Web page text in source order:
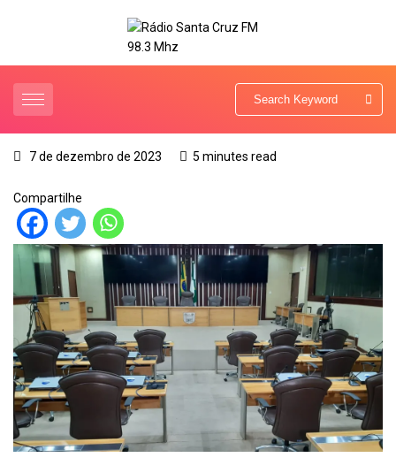
7 de dezembro de 2023 5 minutes read
Compartilhe